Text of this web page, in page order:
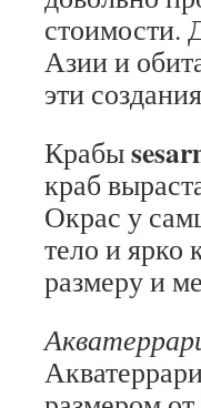
стоимости.
Азии и
эти
Крабы
краб
Окрас у
тело и
размеру и